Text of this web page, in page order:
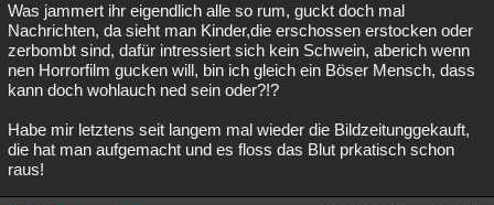
Was jammert ihr eigendlich alle so rum, guckt doch mal
Nachrichten, da sieht man Kinder,die erschossen erstocken oder
zerbombt sind, dafür intressiert sich kein Schwein, aberich wenn
nen Horrorfilm gucken will, bin ich gleich ein Böser Mensch, dass
kann doch wohlauch ned sein oder?!?
Habe mir letztens seit langem mal wieder die Bildzeitunggekauft,
die hat man aufgemacht und es floss das Blut prkatisch schon
raus!